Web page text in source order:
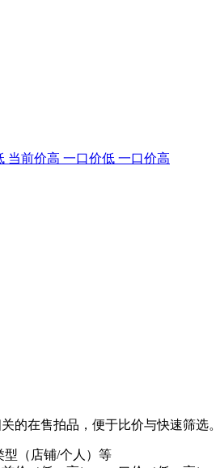
当前价高 一口价低 一口价高
的在售拍品，便于比价与快速筛选。
型（店铺/个人）等